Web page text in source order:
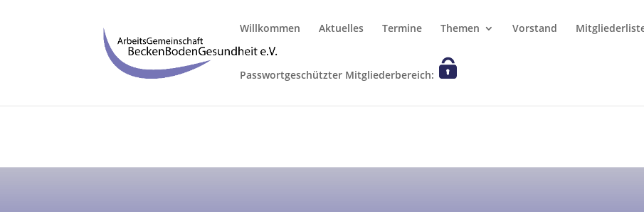
Willkommen Aktuelles Termine Themen Vorstand
Passwortgeschützter Mitgliederbereich: